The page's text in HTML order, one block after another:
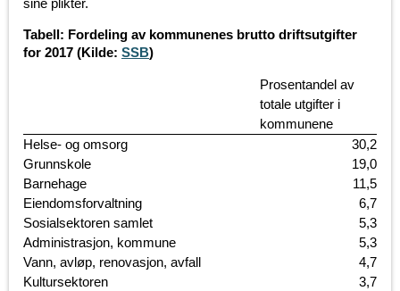
sine plikter.
Tabell: Fordeling av kommunenes brutto driftsutgifter
for 2017 (Kilde: SSB)
Prosentandel av
totale utgifter i
kommunene
Helse- og omsorg
30,2
Grunnskole
19,0
Barnehage
11,5
Eiendomsforvaltning
6,7
Sosialsektoren samlet
5,3
Administrasjon, kommune
5,3
Vann, avløp, renovasjon, avfall
4,7
Kultursektoren
3,7